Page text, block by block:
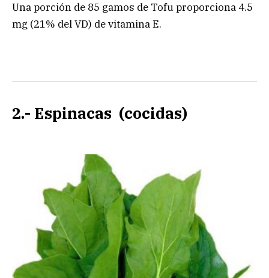
Una porción de 85 gamos de Tofu proporciona 4.5
mg (21% del VD) de vitamina E.
2.- Espinacas (cocidas)